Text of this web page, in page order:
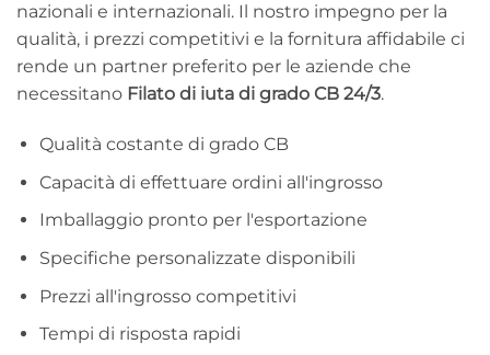
nazionali e internazionali. Il nostro impegno per la
qualità, i prezzi competitivi e la fornitura affidabile ci
rende un partner preferito per le aziende che
necessitano Filato di iuta di grado CB 24/3.
Qualità costante di grado CB
Capacità di effettuare ordini all'ingrosso
Imballaggio pronto per l'esportazione
Specifiche personalizzate disponibili
Prezzi all'ingrosso competitivi
Tempi di risposta rapidi